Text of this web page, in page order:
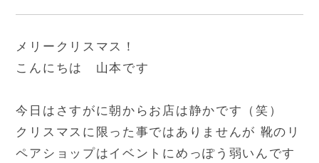
メリークリスマス！
こんにちは 山本です
今日はさすがに朝からお店は静かです（笑）
クリスマスに限った事ではありませんが 靴のリ
ペアショップはイベントにめっぽう弱いんです